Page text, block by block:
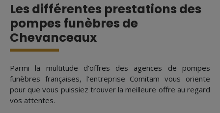
Les différentes prestations des
pompes funèbres de
Chevanceaux
Parmi la multitude d'offres des agences de pompes
funèbres françaises, l'entreprise Comitam vous oriente
pour que vous puissiez trouver la meilleure offre au regard
vos attentes.